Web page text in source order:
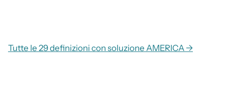
Tutte le 29 definizioni con soluzione AMERICA →